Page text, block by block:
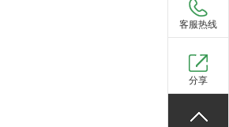
客服热线
分享